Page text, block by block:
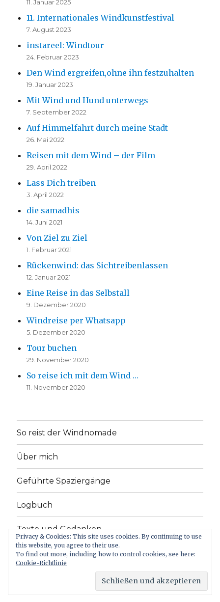
11. Januar 2025
11. Internationales Windkunstfestival
7. August 2023
instareel: Windtour
24. Februar 2023
Den Wind ergreifen,ohne ihn festzuhalten
19. Januar 2023
Mit Wind und Hund unterwegs
7. September 2022
Auf Himmelfahrt durch meine Stadt
26. Mai 2022
Reisen mit dem Wind – der Film
29. April 2022
Lass Dich treiben
3. April 2022
die samadhis
14. Juni 2021
Von Ziel zu Ziel
1. Februar 2021
Rückenwind: das Sichtreibenlassen
12. Januar 2021
Eine Reise in das Selbstall
9. Dezember 2020
Windreise per Whatsapp
5. Dezember 2020
Tour buchen
29. November 2020
So reise ich mit dem Wind …
11. November 2020
So reist der Windnomade
Über mich
Geführte Spaziergänge
Logbuch
Texte und Gedanken
Der Film
Stolz präsentiert von WordPress
Privacy & Cookies: This site uses cookies. By continuing to use
this website, you agree to their use.
To find out more, including how to control cookies, see here:
Cookie-Richtlinie